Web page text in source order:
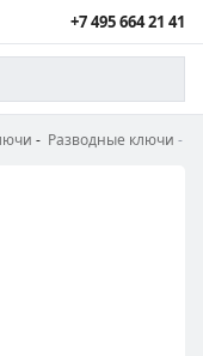
+7 495 664 21 41
Разводные ключи